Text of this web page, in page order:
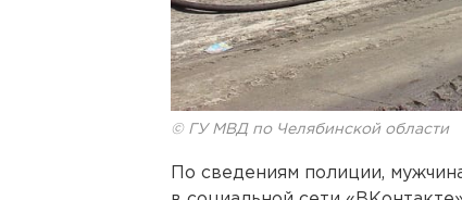
© ГУ МВД по Челябинской области
По сведениям полиции,